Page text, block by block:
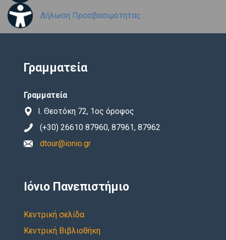
Δήλωση Προσβασιμότητας
Γραμματεία
Γραμματεία
Ι. Θεοτόκη 72, 1ος όροφος
(+30) 26610 87960, 87961, 87962
dtour@ionio.gr
Ιόνιο Πανεπιστήμιο
Κεντρική σελίδα
Κεντρική Βιβλιοθήκη